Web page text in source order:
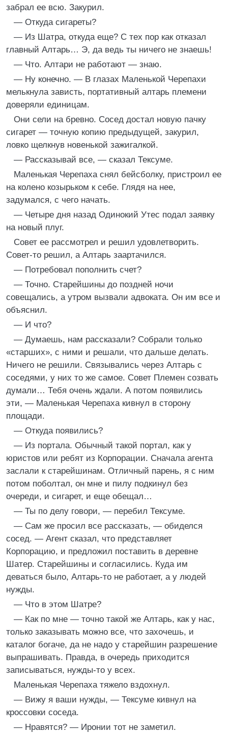
забрал ее всю. Закурил.
— Откуда сигареты?
— Из Шатра, откуда еще? С тех пор как отказал
главный Алтарь… Э, да ведь ты ничего не знаешь!
— Что. Алтари не работают — знаю.
— Ну конечно. — В глазах Маленькой Черепахи
мелькнула зависть, портативный алтарь племени
доверяли единицам.
Они сели на бревно. Сосед достал новую пачку
сигарет — точную копию предыдущей, закурил,
ловко щелкнув новенькой зажигалкой.
— Рассказывай все, — сказал Тексуме.
Маленькая Черепаха снял бейсболку, пристроил ее
на колено козырьком к себе. Глядя на нее,
задумался, с чего начать.
— Четыре дня назад Одинокий Утес подал заявку
на новый плуг.
Совет ее рассмотрел и решил удовлетворить.
Совет-то решил, а Алтарь заартачился.
— Потребовал пополнить счет?
— Точно. Старейшины до поздней ночи
совещались, а утром вызвали адвоката. Он им все и
объяснил.
— И что?
— Думаешь, нам рассказали? Собрали только
«старших», с ними и решали, что дальше делать.
Ничего не решили. Связывались через Алтарь с
соседями, у них то же самое. Совет Племен созвать
думали… Тебя очень ждали. А потом появились
эти, — Маленькая Черепаха кивнул в сторону
площади.
— Откуда появились?
— Из портала. Обычный такой портал, как у
юристов или ребят из Корпорации. Сначала агента
заслали к старейшинам. Отличный парень, я с ним
потом поболтал, он мне и пилу подкинул без
очереди, и сигарет, и еще обещал…
— Ты по делу говори, — перебил Тексуме.
— Сам же просил все рассказать, — обиделся
сосед. — Агент сказал, что представляет
Корпорацию, и предложил поставить в деревне
Шатер. Старейшины и согласились. Куда им
деваться было, Алтарь-то не работает, а у людей
нужды.
— Что в этом Шатре?
— Как по мне — точно такой же Алтарь, как у нас,
только заказывать можно все, что захочешь, и
каталог богаче, да не надо у старейшин разрешение
выпрашивать. Правда, в очередь приходится
записываться, нужды-то у всех.
Маленькая Черепаха тяжело вздохнул.
— Вижу я ваши нужды, — Тексуме кивнул на
кроссовки соседа.
— Нравятся? — Иронии тот не заметил.